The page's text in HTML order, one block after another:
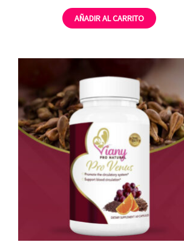
AÑADIR AL CARRITO